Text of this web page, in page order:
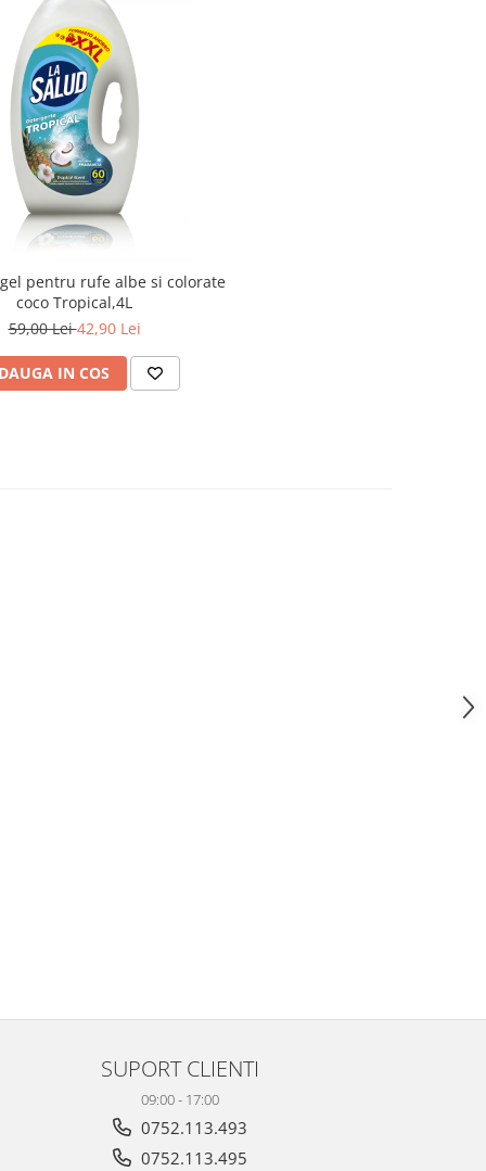
pentru rufe albe si colorate
coco Tropical,4L
59,00 Lei42,90 Lei
IN COS
SUPORT CLIENTI
09:00 - 17:00
0752.113.493
0752.113.495